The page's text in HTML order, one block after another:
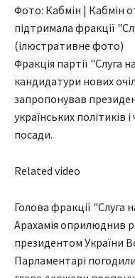
Фото: Кабмін | Кабмін
підтримала фракції
(ілюстративне фото)
Фракція партії "Слуга
кандидатури нових
запропонував
українських
посади.
Related video
Голова фракції "Слуга
Арахамія оприлюднив
президентом України
Парламентарі